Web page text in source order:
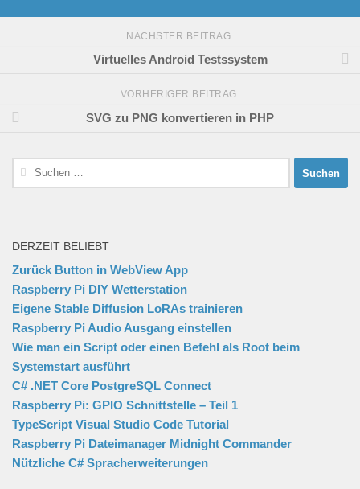
NÄCHSTER BEITRAG
Virtuelles Android Testssystem
VORHERIGER BEITRAG
SVG zu PNG konvertieren in PHP
Suchen
nach:
DERZEIT BELIEBT
Zurück Button in WebView App
Raspberry Pi DIY Wetterstation
Eigene Stable Diffusion LoRAs trainieren
Raspberry Pi Audio Ausgang einstellen
Wie man ein Script oder einen Befehl als Root beim
Systemstart ausführt
C# .NET Core PostgreSQL Connect
Raspberry Pi: GPIO Schnittstelle – Teil 1
TypeScript Visual Studio Code Tutorial
Raspberry Pi Dateimanager Midnight Commander
Nützliche C# Spracherweiterungen